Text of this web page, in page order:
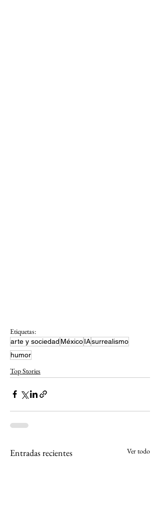
Etiquetas:
arte y sociedad MéxicoIAsurrealismo
humor
Top Stories
Entradas recientes Ver todo